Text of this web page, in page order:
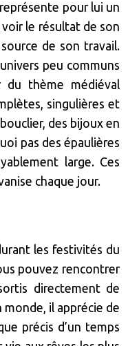
pour lui un
voir le résultat de son
de son travail.
peu communs
thème médiéval
singulières et
des bijoux en
pas des épaulières
large. Ces
chaque jour.
les festivités du
pouvez rencontrer
directement de
monde, il apprécie de
précis d’un temps